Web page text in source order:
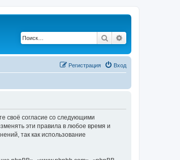
Поиск
Вход
Регистрация
своё согласие со следующими
эти правила в любое время и
так как использование